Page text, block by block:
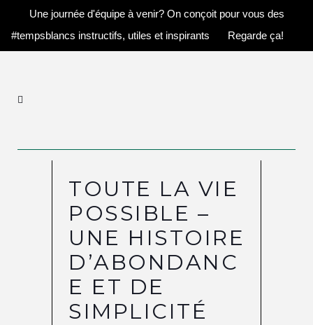
Une journée d'équipe à venir? On conçoit pour vous des
#tempsblancs instructifs, utiles et inspirants
Regarde ça!
TOUTE LA VIE
POSSIBLE –
UNE HISTOIRE
D’ABONDANC
E ET DE
SIMPLICITÉ